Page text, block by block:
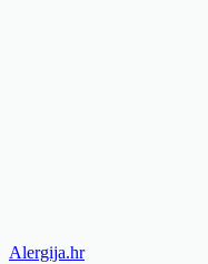
Alergija.hr